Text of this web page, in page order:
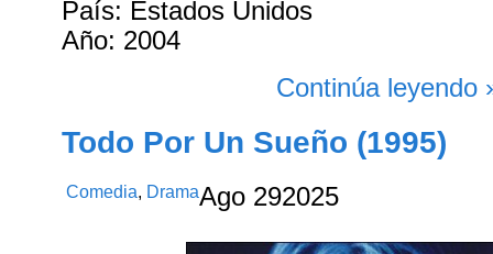
País: Estados Unidos
Año: 2004
Continúa leyendo
Todo Por Un Sueño (1995)
Comedia, DramaAgo 292025